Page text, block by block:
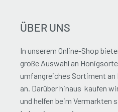
ÜBER UNS
In unserem Online-Shop
große Auswahl an
umfangreiches Sortiment an
an. Darüber hinaus kaufen
und helfen beim Vermarkten